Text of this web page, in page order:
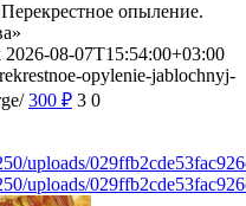
опыление.
2026-08-07T15:54:00+03:00
opylenie-jablochnyj-
300 ₽ 3 0
uploads/
uploads/